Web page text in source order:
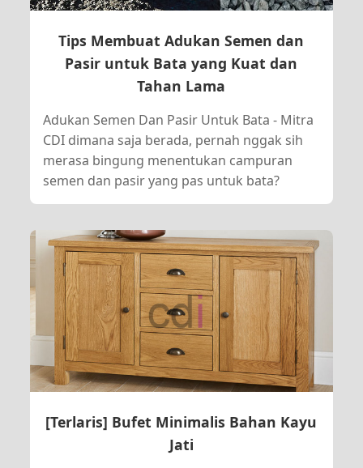
Tips Membuat Adukan Semen dan
Pasir untuk Bata yang Kuat dan
Tahan Lama
Adukan Semen Dan Pasir Untuk Bata - Mitra
CDI dimana saja berada, pernah nggak sih
merasa bingung menentukan campuran
semen dan pasir yang pas untuk bata?
[Terlaris] Bufet Minimalis Bahan Kayu
Jati